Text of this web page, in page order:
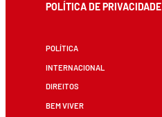
POLÍTICA DE PRIVACIDADE
POLÍTICA
INTERNACIONAL
DIREITOS
BEM VIVER